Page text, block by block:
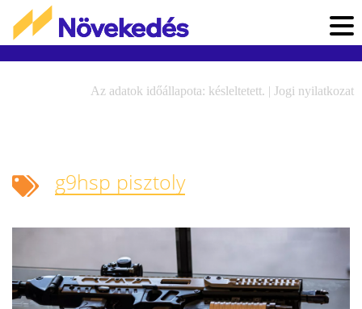
Az adatok időállapota: késleltetett. | Jogi nyilatkozat
g9hsp pisztoly